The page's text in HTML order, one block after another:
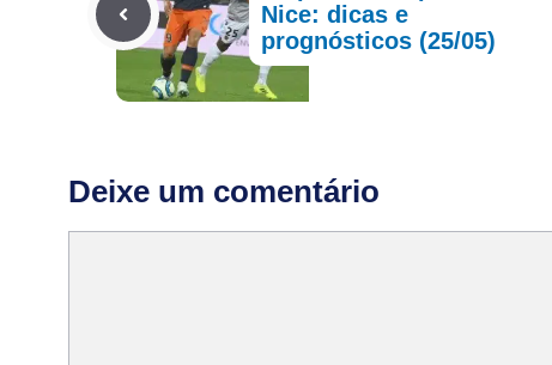
Nice: dicas e
prognósticos (25/05)
Deixe um comentário